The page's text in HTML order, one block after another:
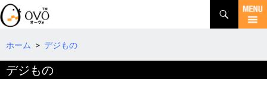
検
索
コ
テ
ツ
へ
ホーム > デジもの
デジもの